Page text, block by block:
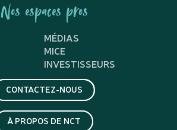
Nos espaces pros
MÉDIAS
MICE
INVESTISSEURS
CONTACTEZ-NOUS
À PROPOS DE NCT